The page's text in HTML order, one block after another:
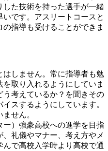
た技術を持った選手が一緒
です。アスリートコースと
指導も受けることができま
しません。常に指導者も勉
取り入れるようにしていま
考えているか？を聞きその
スするようにしています。
せん。
ー）強豪高校への進学を目指
礼儀やマナー、考え方やメ
で高校入学時より高校で通